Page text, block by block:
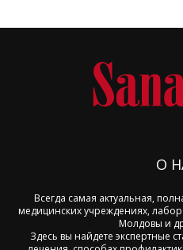
О
Всегда самая актуальная,
медицинских учреждениях,
Молдовы и
Здесь вы найдете экспертные